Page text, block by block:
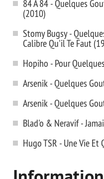
84 A 84 - Quelques
(2010)
Stomy Bugsy -
Calibre Qu'il Te Faut
Hopiho - Pour
Arsenik - Quelques
Arsenik - Quelques
Blad'o & Neravif -
Hugo TSR - Une Vie Et